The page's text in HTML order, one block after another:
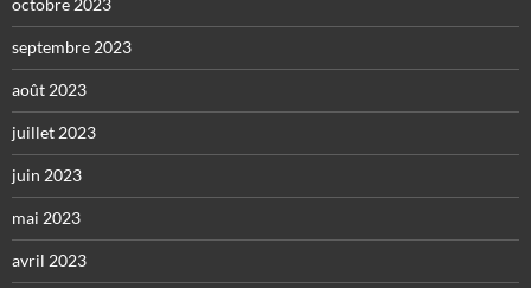
octobre 2023
septembre 2023
août 2023
juillet 2023
juin 2023
mai 2023
avril 2023